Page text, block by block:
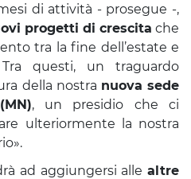
di attività - prosegue -,
progetti di crescita che
tra la fine dell’estate e
questi, un traguardo
della nostra nuova sede
, un presidio che ci
ulteriormente la nostra
ad aggiungersi alle altre